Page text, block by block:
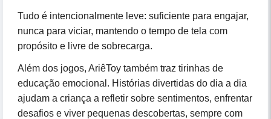
Tudo é intencionalmente leve: suficiente para engajar,
nunca para viciar, mantendo o tempo de tela com
propósito e livre de sobrecarga.
Além dos jogos, AriêToy também traz tirinhas de
educação emocional. Histórias divertidas do dia a dia
ajudam a criança a refletir sobre sentimentos, enfrentar
desafios e viver pequenas descobertas, sempre com